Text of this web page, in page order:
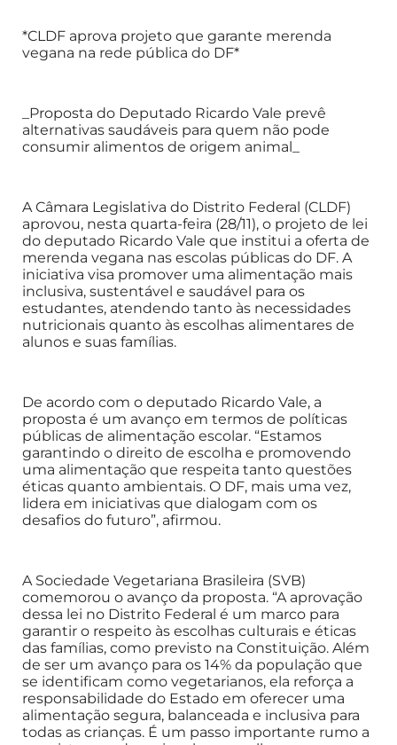
*CLDF aprova projeto que garante merenda
vegana na rede pública do DF*
_Proposta do Deputado Ricardo Vale prevê
alternativas saudáveis para quem não pode
consumir alimentos de origem animal_
A Câmara Legislativa do Distrito Federal (CLDF)
aprovou, nesta quarta-feira (28/11), o projeto de lei
do deputado Ricardo Vale que institui a oferta de
merenda vegana nas escolas públicas do DF. A
iniciativa visa promover uma alimentação mais
inclusiva, sustentável e saudável para os
estudantes, atendendo tanto às necessidades
nutricionais quanto às escolhas alimentares de
alunos e suas famílias.
De acordo com o deputado Ricardo Vale, a
proposta é um avanço em termos de políticas
públicas de alimentação escolar. “Estamos
garantindo o direito de escolha e promovendo
uma alimentação que respeita tanto questões
éticas quanto ambientais. O DF, mais uma vez,
lidera em iniciativas que dialogam com os
desafios do futuro”, afirmou.
A Sociedade Vegetariana Brasileira (SVB)
comemorou o avanço da proposta. “A aprovação
dessa lei no Distrito Federal é um marco para
garantir o respeito às escolhas culturais e éticas
das famílias, como previsto na Constituição. Além
de ser um avanço para os 14% da população que
se identificam como vegetarianos, ela reforça a
responsabilidade do Estado em oferecer uma
alimentação segura, balanceada e inclusiva para
todas as crianças. É um passo importante rumo a